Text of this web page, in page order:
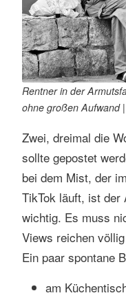
Rentner in der
ohne großen Aufwand
Zwei, dreimal die
sollte gepostet
bei dem Mist, der
TikTok läuft, ist der
wichtig. Es muss
Views reichen
Ein paar spontane
am